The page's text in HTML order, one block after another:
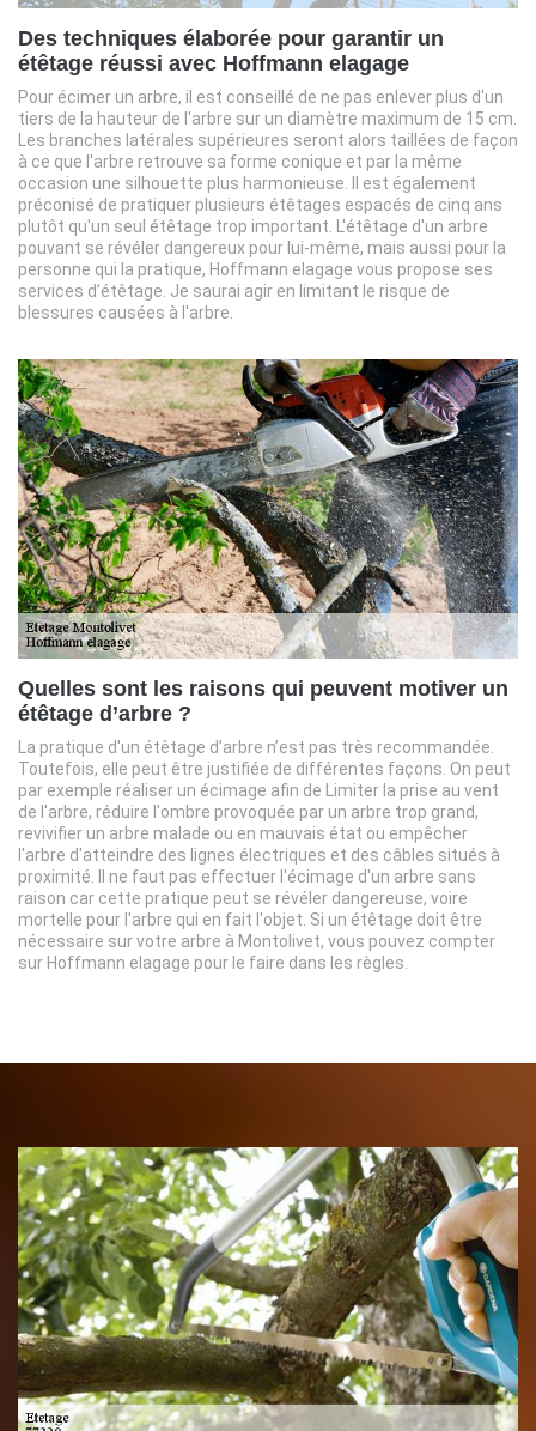
Des techniques élaborée pour garantir un
étêtage réussi avec Hoffmann elagage
Pour écimer un arbre, il est conseillé de ne pas enlever plus d'un
tiers de la hauteur de l'arbre sur un diamètre maximum de 15 cm.
Les branches latérales supérieures seront alors taillées de façon
à ce que l'arbre retrouve sa forme conique et par la même
occasion une silhouette plus harmonieuse. Il est également
préconisé de pratiquer plusieurs étêtages espacés de cinq ans
plutôt qu'un seul étêtage trop important. L'étêtage d'un arbre
pouvant se révéler dangereux pour lui-même, mais aussi pour la
personne qui la pratique, Hoffmann elagage vous propose ses
services d’étêtage. Je saurai agir en limitant le risque de
blessures causées à l'arbre.
Quelles sont les raisons qui peuvent motiver un
étêtage d’arbre ?
La pratique d'un étêtage d’arbre n’est pas très recommandée.
Toutefois, elle peut être justifiée de différentes façons. On peut
par exemple réaliser un écimage afin de Limiter la prise au vent
de l'arbre, réduire l'ombre provoquée par un arbre trop grand,
revivifier un arbre malade ou en mauvais état ou empêcher
l'arbre d'atteindre des lignes électriques et des câbles situés à
proximité. Il ne faut pas effectuer l'écimage d'un arbre sans
raison car cette pratique peut se révéler dangereuse, voire
mortelle pour l'arbre qui en fait l'objet. Si un étêtage doit être
nécessaire sur votre arbre à Montolivet, vous pouvez compter
sur Hoffmann elagage pour le faire dans les règles.